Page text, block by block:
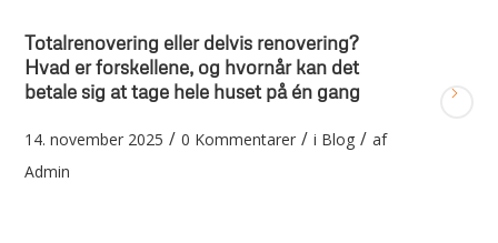
Totalrenovering eller delvis renovering?
Hvad er forskellene, og hvornår kan det
betale sig at tage hele huset på én gang
14. november 2025 / 0 Kommentarer / i Blog / af
Admin